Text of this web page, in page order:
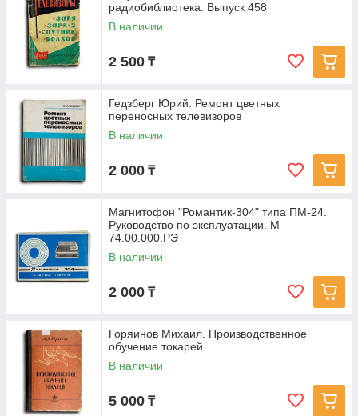
радиобиблиотека. Выпуск 458
В наличии
2 500 ₸
Гедзберг Юрий. Ремонт цветных
переносных телевизоров
В наличии
2 000 ₸
Магнитофон "Романтик-304" типа ПМ-24.
Руководство по эксплуатации. М
74.00.000.РЭ
В наличии
2 000 ₸
Горяинов Михаил. Производственное
обучение токарей
В наличии
5 000 ₸